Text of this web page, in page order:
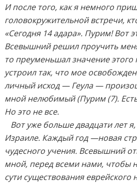
И после того, как я немного
головокружительной встречи,
«Сегодня 14 адара». Пурим! Вот
Всевышний решил проучить
то преуменьшал значение этого
устроил так, что мое
личный исход — Геула —
мной нелюбимый (Пурим(7).
Но это не все.
Вот уже больше двадцати лет я,
Израиле. Каждый год —новая
чудесного учения. Всевышний
мной, перед всеми нами, чтобы
сути существования еврейского